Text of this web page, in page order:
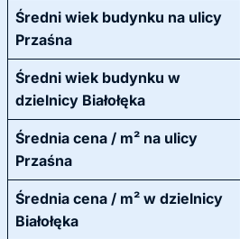
Średni wiek budynku na ulicy
Przaśna
Średni wiek budynku w
dzielnicy Białołęka
Średnia cena / m² na ulicy
Przaśna
Średnia cena / m² w dzielnicy
Białołęka